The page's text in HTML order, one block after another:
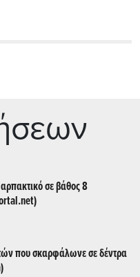
σε βάθος 8
που σκαρφάλωνε σε δέντρα